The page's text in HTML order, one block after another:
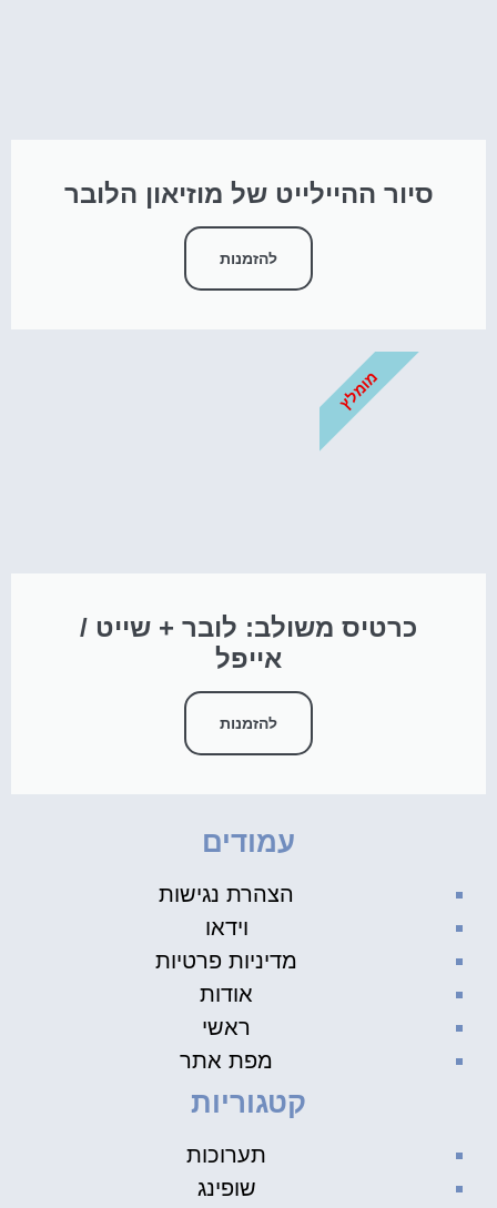
סיור ההיילייט של מוזיאון הלובר
להזמנות
כרטיס משולב: לובר + שייט /
אייפל
להזמנות
מומלץ
עמודים
הצהרת נגישות
וידאו
מדיניות פרטיות
אודות
ראשי
מפת אתר
קטגוריות
תערוכות
שופינג